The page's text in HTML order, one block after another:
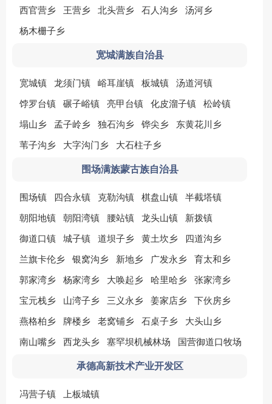
西官营乡 王营乡 北头营乡 石人沟乡 汤河乡
杨木栅子乡
宽城满族自治县
宽城镇 龙须门镇 峪耳崖镇 板城镇 汤道河镇
饽罗台镇 碾子峪镇 亮甲台镇 化皮溜子镇 松岭镇
塌山乡 孟子岭乡 独石沟乡 铧尖乡 东黄花川乡
苇子沟乡 大字沟门乡 大石柱子乡
围场满族蒙古族自治县
围场镇 四合永镇 克勒沟镇 棋盘山镇 半截塔镇
朝阳地镇 朝阳湾镇 腰站镇 龙头山镇 新拨镇
御道口镇 城子镇 道坝子乡 黄土坎乡 四道沟乡
兰旗卡伦乡 银窝沟乡 新地乡 广发永乡 育太和乡
郭家湾乡 杨家湾乡 大唤起乡 哈里哈乡 张家湾乡
宝元栈乡 山湾子乡 三义永乡 姜家店乡 下伙房乡
燕格柏乡 牌楼乡 老窝铺乡 石桌子乡 大头山乡
南山嘴乡 西龙头乡 塞罕坝机械林场 国营御道口牧场
承德高新技术产业开发区
冯营子镇 上板城镇